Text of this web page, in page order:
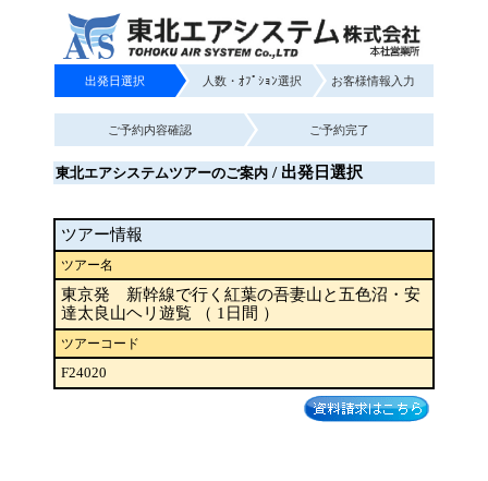
出発日選択 人数・ｵﾌﾟｼｮﾝ選択 お客様情報入力
ご予約内容確認 ご予約完了
東北エアシステムツアーのご案内 / 出発日選択
ツアー情報
ツアー名
東京発 新幹線で行く紅葉の吾妻山と五色沼・安
達太良山ヘリ遊覧 （ 1日間 ）
ツアーコード
F24020